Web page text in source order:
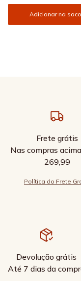
Adicionar na
Frete grátis
Nas compras
269,99
Política do Frete
Devolução grátis
Até 7 dias da